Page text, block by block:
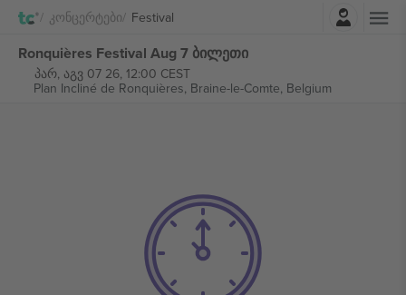
Კონცერტები Festival
Ronquières Festival Aug 7 ბილეთი
პარ, აგვ 07 26, 12:00 CEST
Plan Incliné de Ronquières, Braine-le-Comte, Belgium